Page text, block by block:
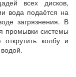
всех дисков,
вода подаётся на
загрязнения. В
промывки системы
колбу и